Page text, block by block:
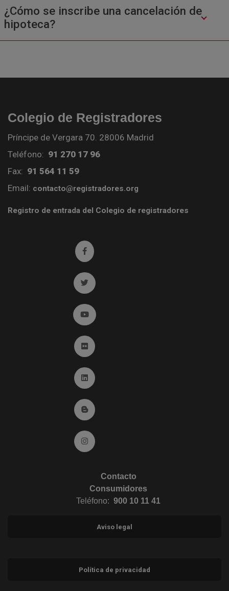
¿Cómo se inscribe una cancelación de
hipoteca?
Colegio de Registradores
Príncipe de Vergara 70. 28006 Madrid
Teléfono: 91 270 17 96
Fax: 91 564 11 59
Email: contacto@registradores.org
Registro de entrada del Colegio de registradores
Ir a facebook (abre en ventana nueva)
Ir a twitter (abre en ventana nueva)
Ir a YouTube (abre en ventana nueva)
Ir a Flickr (abre en ventana nueva)
Ir a Linkedin (abre en ventana nueva)
Ir al Blog (abre en ventana nueva)
Ir a Instagram (abre en ventana nueva)
Contacto
Consumidores
Teléfono: 900 10 11 41
Aviso legal
Política de privacidad